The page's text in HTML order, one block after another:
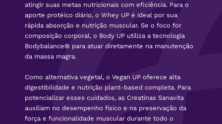
atingir suas metas nutricionais com eficiência. Para o
aporte protéico diário, o Whey UP é ideal por sua
rápida absorção e nutrição muscular. Se o foco for
composição corporal, o Body UP utiliza a tecnologia
Bodybalance® para atuar diretamente na manutenção
da massa magra.
Como alternativa vegetal, o Vegan UP oferece alta
digestibilidade e nutrição plant-based completa. Para
potencializar esses cuidados, as Creatinas Sanavita
auxiliam no desempenho físico e na preservação da
força e funcionalidade muscular durante todo o